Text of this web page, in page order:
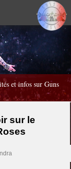
et infos sur Guns
sur le